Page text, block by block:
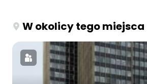
W okolicy tego miejsca